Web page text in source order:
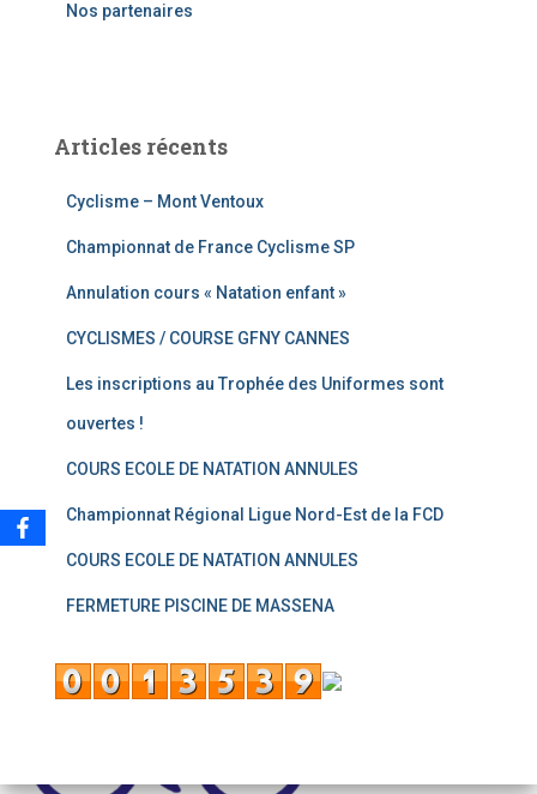
Nos partenaires
Articles récents
Cyclisme – Mont Ventoux
Championnat de France Cyclisme SP
Annulation cours « Natation enfant »
CYCLISMES / COURSE GFNY CANNES
Les inscriptions au Trophée des Uniformes sont
ouvertes !
COURS ECOLE DE NATATION ANNULES
Championnat Régional Ligue Nord-Est de la FCD
COURS ECOLE DE NATATION ANNULES
FERMETURE PISCINE DE MASSENA